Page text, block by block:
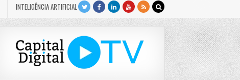
INTELIGÊNCIA ARTIFICIAL